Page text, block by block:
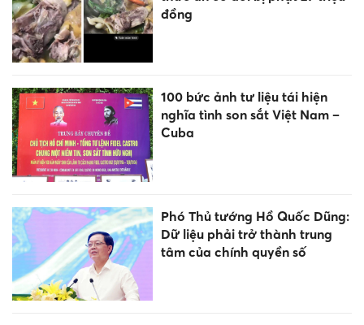
đồng
100 bức ảnh tư liệu tái hiện
nghĩa tình son sắt Việt Nam –
Cuba
Phó Thủ tướng Hồ Quốc Dũng:
Dữ liệu phải trở thành trung
tâm của chính quyền số